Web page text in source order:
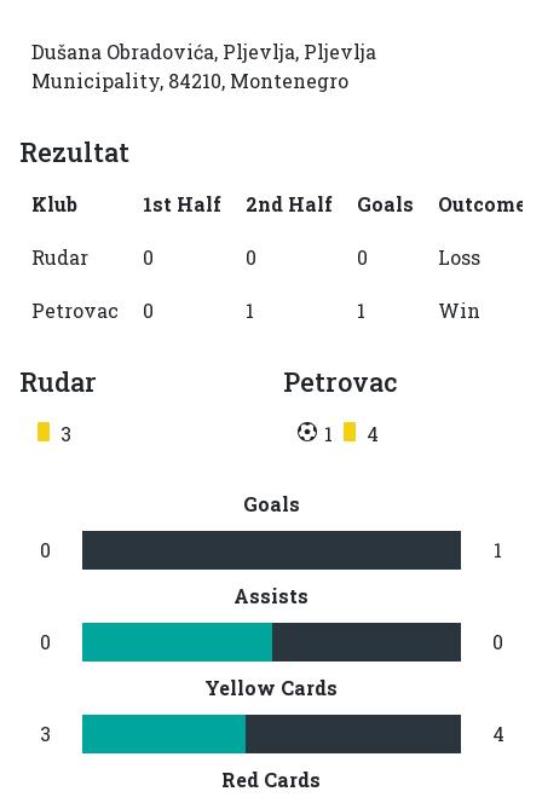
Dušana Obradovića, Pljevlja, Pljevlja
Municipality, 84210, Montenegro
Rezultat
Klub 1st Half 2nd Half Goals Outcome
Rudar 0 0 0 Loss
Petrovac 0 1 1 Win
Rudar
3
Petrovac
1 4
Goals
0
1
Assists
0
0
Yellow Cards
3
4
Red Cards